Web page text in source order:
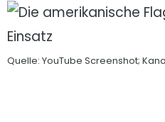
Quelle: YouTube Screenshot;